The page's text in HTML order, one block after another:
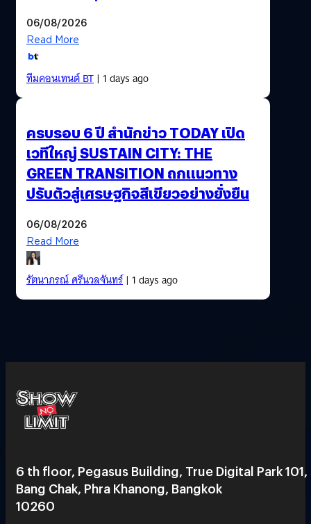
06/08/2026
Read More
ทีมคอนเทนต์ BT| 1 days ago
ครบรอบ 6 ปี สำนักข่าว TODAY เปิด
เวทีใหญ่ SUSTAIN CITY: THE
GREEN TRANSITION ถกแนวทาง
ปรับตัวสู่เศรษฐกิจสีเขียวอย่างยั่งยืน
06/08/2026
Read More
รัตนาภรณ์ ศรีนวลจันทร์| 1 days ago
6 th floor, Pegasus Building, True Digital Park 101,
Bang Chak, Phra Khanong, Bangkok
10260